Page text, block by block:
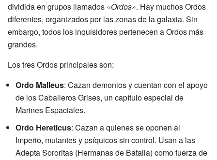
dividida en grupos llamados «Ordos». Hay muchos Ordos
diferentes, organizados por las zonas de la galaxia. Sin
embargo, todos los inquisidores pertenecen a Ordos más
grandes.
Los tres Ordos principales son:
Ordo Malleus: Cazan demonios y cuentan con el apoyo
de los Caballeros Grises, un capítulo especial de
Marines Espaciales.
Ordo Hereticus: Cazan a quienes se oponen al
Imperio, mutantes y psíquicos sin control. Usan a las
Adepta Sororitas (Hermanas de Batalla) como fuerza de